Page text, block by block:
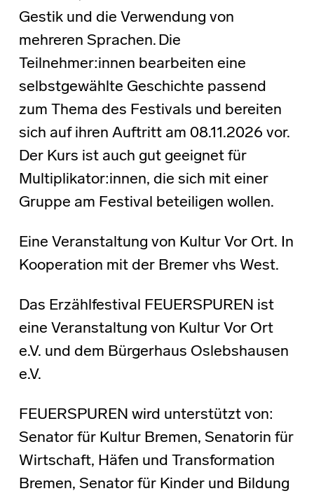
Gestik und die Verwendung von
mehreren Sprachen. Die
Teilnehmer:innen bearbeiten eine
selbstgewählte Geschichte passend
zum Thema des Festivals und bereiten
sich auf ihren Auftritt am 08.11.2026 vor.
Der Kurs ist auch gut geeignet für
Multiplikator:innen, die sich mit einer
Gruppe am Festival beteiligen wollen.
Eine Veranstaltung von Kultur Vor Ort. In
Kooperation mit der Bremer vhs West.
Das Erzählfestival FEUERSPUREN ist
eine Veranstaltung von Kultur Vor Ort
e.V. und dem Bürgerhaus Oslebshausen
e.V.
FEUERSPUREN wird unterstützt von:
Senator für Kultur Bremen, Senatorin für
Wirtschaft, Häfen und Transformation
Bremen, Senator für Kinder und Bildung